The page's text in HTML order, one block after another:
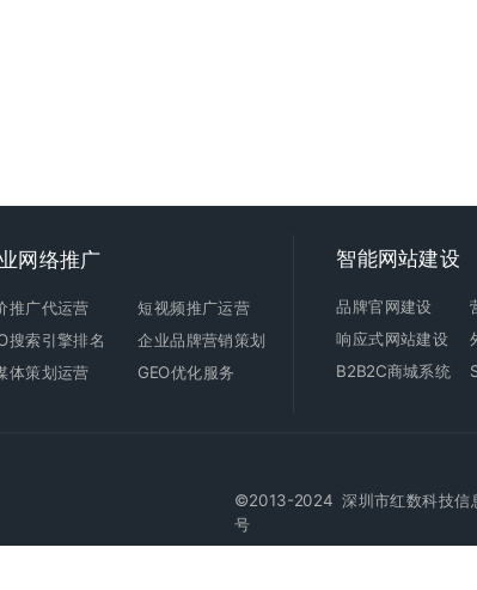
智能网站建设
品牌官网建设
B2B2C商城系统
响应式网站建设
网络推广
搜索引擎排名
企业品牌营销策划
GEO优化服务
体策划运营
推广代运营 短视频推广运营
©2013-2024 深圳市红数科技信
号